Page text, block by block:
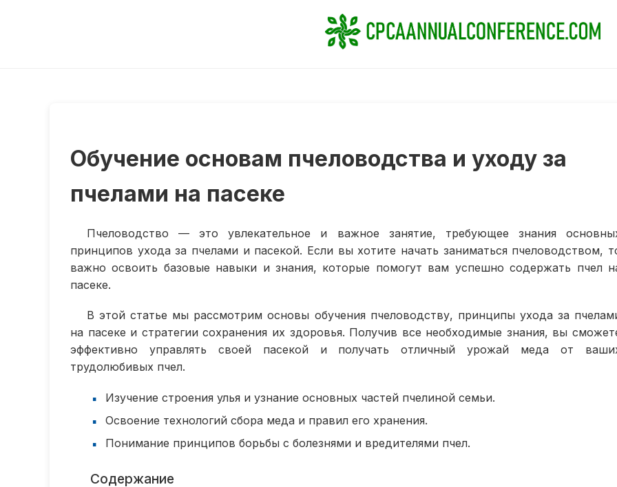
Обучение основам пчеловодства и уходу за
пчелами на пасеке
Пчеловодство — это увлекательное и важное занятие, требующее знания
принципов ухода за пчелами и пасекой. Если вы хотите начать заниматься пчеловодством,
важно освоить базовые навыки и знания, которые помогут вам успешно содержать пчел
пасеке.
В этой статье мы рассмотрим основы обучения пчеловодству, принципы ухода за
на пасеке и стратегии сохранения их здоровья. Получив все необходимые знания, вы
эффективно управлять своей пасекой и получать отличный урожай меда от
трудолюбивых пчел.
Изучение строения улья и узнание основных частей пчелиной семьи.
Освоение технологий сбора меда и правил его хранения.
Понимание принципов борьбы с болезнями и вредителями пчел.
Содержание